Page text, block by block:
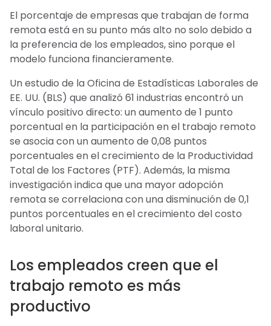
El porcentaje de empresas que trabajan de forma
remota está en su punto más alto no solo debido a
la preferencia de los empleados, sino porque el
modelo funciona financieramente.
Un estudio de la Oficina de Estadísticas Laborales de
EE. UU. (BLS) que analizó 61 industrias encontró un
vínculo positivo directo: un aumento de 1 punto
porcentual en la participación en el trabajo remoto
se asocia con un aumento de 0,08 puntos
porcentuales en el crecimiento de la Productividad
Total de los Factores (PTF). Además, la misma
investigación indica que una mayor adopción
remota se correlaciona con una disminución de 0,1
puntos porcentuales en el crecimiento del costo
laboral unitario.
Los empleados creen que el
trabajo remoto es más
productivo